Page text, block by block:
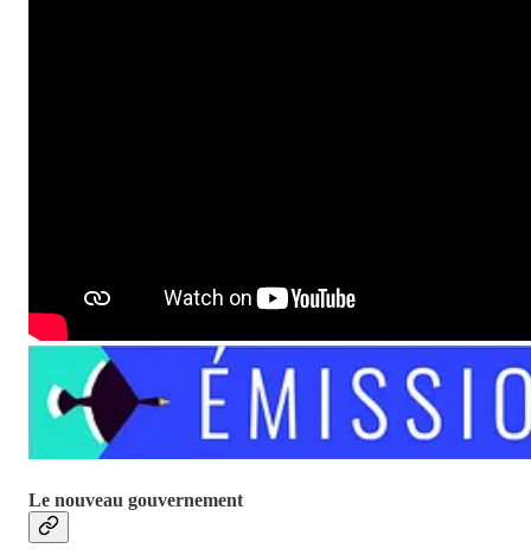
Le nouveau gouvernement